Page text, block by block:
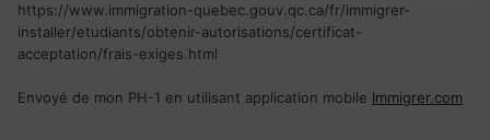
https://www.immigration-quebec.gouv.qc.ca/fr/immigrer-
installer/etudiants/obtenir-autorisations/certificat-
acceptation/frais-exiges.html
Envoyé de mon PH-1 en utilisant application mobile Immigrer.com